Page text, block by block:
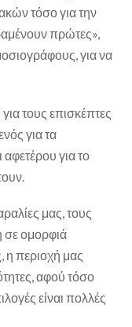
τόσο για την
πρώτες»,
για να
τους επισκέπτες
για τα
για το
μας, τους
σε ομορφιά
περιοχή μας
αφού τόσο
είναι πολλές